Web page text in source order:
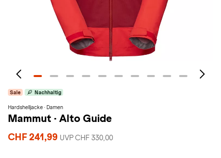
Sale Nachhaltig
Hardshelljacke · Damen
Mammut · Alto Guide
CHF 241,99 UVP CHF 330,00